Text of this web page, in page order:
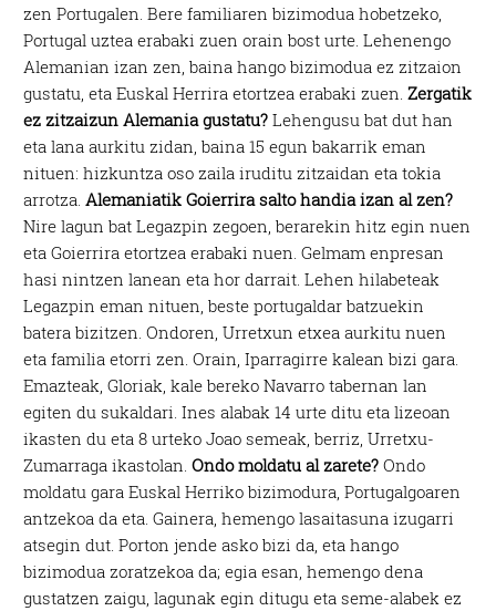
zen Portugalen. Bere familiaren bizimodua hobetzeko,
Portugal uztea erabaki zuen orain bost urte. Lehenengo
Alemanian izan zen, baina hango bizimodua ez zitzaion
gustatu, eta Euskal Herrira etortzea erabaki zuen.Zergatik
ez zitzaizun Alemania gustatu? Lehengusu bat dut han
eta lana aurkitu zidan, baina 15 egun bakarrik eman
nituen: hizkuntza oso zaila iruditu zitzaidan eta tokia
arrotza.Alemaniatik Goierrira salto handia izan al zen?
Nire lagun bat Legazpin zegoen, berarekin hitz egin nuen
eta Goierrira etortzea erabaki nuen. Gelmam enpresan
hasi nintzen lanean eta hor darrait. Lehen hilabeteak
Legazpin eman nituen, beste portugaldar batzuekin
batera bizitzen. Ondoren, Urretxun etxea aurkitu nuen
eta familia etorri zen. Orain, Iparragirre kalean bizi gara.
Emazteak, Gloriak, kale bereko Navarro tabernan lan
egiten du sukaldari. Ines alabak 14 urte ditu eta lizeoan
ikasten du eta 8 urteko Joao semeak, berriz, Urretxu-
Zumarraga ikastolan.Ondo moldatu al zarete? Ondo
moldatu gara Euskal Herriko bizimodura, Portugalgoaren
antzekoa da eta. Gainera, hemengo lasaitasuna izugarri
atsegin dut. Porton jende asko bizi da, eta hango
bizimodua zoratzekoa da; egia esan, hemengo dena
gustatzen zaigu, lagunak egin ditugu eta seme-alabek ez